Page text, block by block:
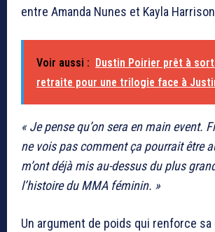
entre Amanda Nunes et Kayla
Voir aussi :
Dustin Poirier prêt à
retraite pour une trilogie face à
« Je pense qu’on sera en main event.
ne vois pas comment ça pourrait être
m’ont déjà mis au-dessus du plus
l’histoire du MMA féminin. »
Un argument de poids qui renforce